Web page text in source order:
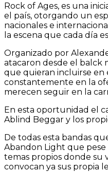
Rock of Ages, es una
el país, otorgando un
nacionales e
la escena que cada día
Organizado por
atacaron desde el balck
que quieran incluirse
constantemente en la
merecen seguir en la
En esta oportunidad el
Ablind Beggar y los
De todas esta bandas
Abandon Light que
temas propios donde su
convocan ya sus propia